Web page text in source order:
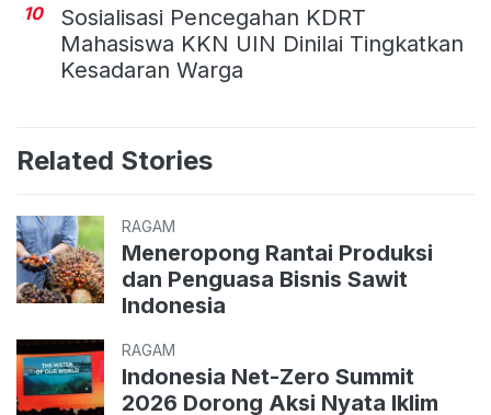
10
Sosialisasi Pencegahan KDRT
Mahasiswa KKN UIN Dinilai Tingkatkan
Kesadaran Warga
Related Stories
RAGAM
Meneropong Rantai Produksi
dan Penguasa Bisnis Sawit
Indonesia
RAGAM
Indonesia Net-Zero Summit
2026 Dorong Aksi Nyata Iklim